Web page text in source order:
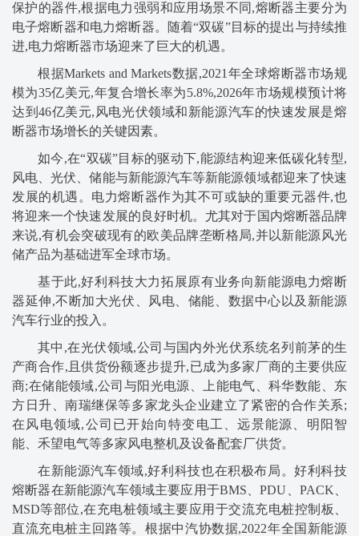
保护的器件,根据电力强弱和应用场景不同,熔断器主要分为
电子熔断器和电力熔断器。随着“双碳”目标的提出与持续推
进,电力熔断器市场迎来了巨大的机遇。
根据Markets and Markets数据,2021年全球熔断器市场规
模为35亿美元,年复合增长率为5.8%,2026年市场规模预计将
达到46亿美元,风电光伏领域和新能源汽车的快速发展是熔
断器市场增长的关键因素。
如今,在“双碳”目标的驱动下,能源结构迎来低碳化转型,
风电、光伏、储能与新能源汽车等新能源领域都迎来了快速
发展的机遇。电力熔断器作为其不可或缺的重要元器件,也
将迎来一个快速发展的良好时机。尤其对于国内熔断器品牌
来说,有机会突破现有的欧美品牌垄断格局,并以新能源风光
储产品为基础进军全球市场。
基于此,好利科技大力拓展原有业务向新能源电力熔断
器延伸,不断加大光伏、风电、储能、数据中心以及新能源
汽车行业的投入。
其中,在光伏领域,公司与国内外光伏系统名列前茅的生
产商合作,且供货份额逐步提升,已成为多家厂商的主要供应
商;在储能领域,公司与阳光电源、上能电气、科华数能、东
方日升、南瑞继保等多家龙头企业建立了紧密的合作关系;
在风电领域,公司已开始向特变电工、远景能源、明阳智
能、禾望电气等多家风电整机及设备配套厂供货。
在新能源汽车领域,好利科技也在积极布局。好利科技
熔断器在新能源汽车领域主要应用于BMS、PDU、PACK、
MSD等部位,在充电桩领域主要应用于交流充电桩控制板、
直流充电桩主回路等。根据中汽协数据,2022年全国新能源